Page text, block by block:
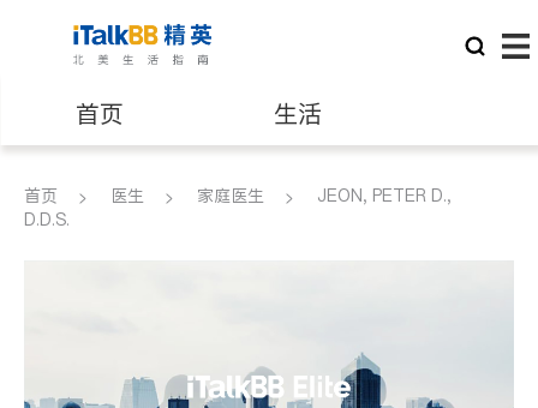
首页 生活
医生 律师
首页 医生 家庭医生
JEON, PETER D.,
D.D.S.